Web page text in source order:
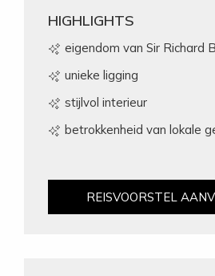
HIGHLIGHTS
eigendom van Sir Richard
unieke ligging
stijlvol interieur
betrokkenheid van lokale
REISVOORSTEL